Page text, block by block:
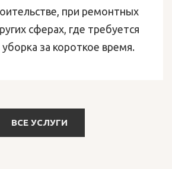
при ремонтных
сферах, где требуется
за короткое время.
ВСЕ УСЛУГИ